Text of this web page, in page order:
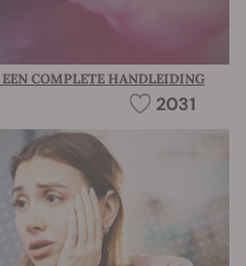
COMPLETE HANDLEIDING
2031